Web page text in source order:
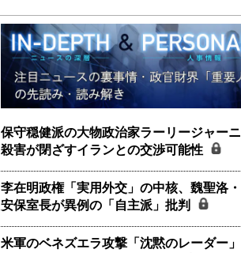
保守穏健派の大物政治家ラーリージャー
殺害が閉ざすイランとの交渉可能性
李在明政権「実用外交」の中核、魏聖洛
安保室長が異例の「自主派」批判
米軍のベネズエラ攻撃「沈黙のレーダー